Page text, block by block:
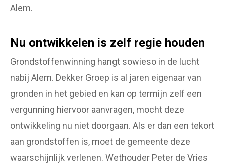
Alem.
Nu ontwikkelen is zelf regie houden
Grondstoffenwinning hangt sowieso in de lucht
nabij Alem. Dekker Groep is al jaren eigenaar van
gronden in het gebied en kan op termijn zelf een
vergunning hiervoor aanvragen, mocht deze
ontwikkeling nu niet doorgaan. Als er dan een tekort
aan grondstoffen is, moet de gemeente deze
waarschijnlijk verlenen. Wethouder Peter de Vries